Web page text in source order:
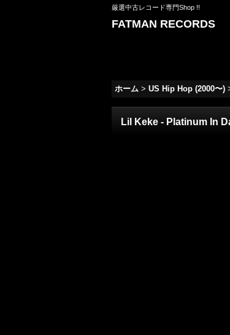
厳選中古レコード専門Shop !!
FATMAN RECORDS
ホーム > US Hip Hop (2000〜)
Lil Keke - Platinum In